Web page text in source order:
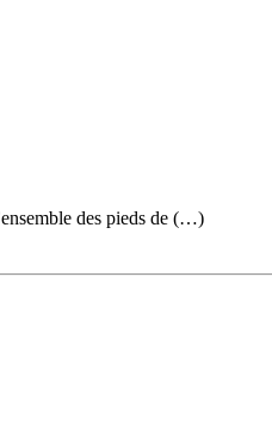
des pieds de (…)